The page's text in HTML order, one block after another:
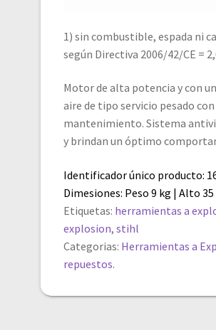
1) sin combustible, espada ni
según Directiva 2006/42/CE =
Motor de alta potencia y con
aire de tipo servicio pesado
mantenimiento. Sistema
y brindan un óptimo
Identificador único producto:
Dimesiones: Peso 9 kg | Alto
Etiquetas: herramientas a
explosion,stihl
Categorias: Herramientas a
repuestos.